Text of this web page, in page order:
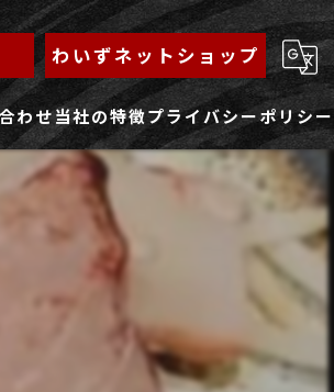
わいずネットショップ
わせ当社の特徴
もんじゃ
ランチ
鉄板焼き
プライバシーポリシー